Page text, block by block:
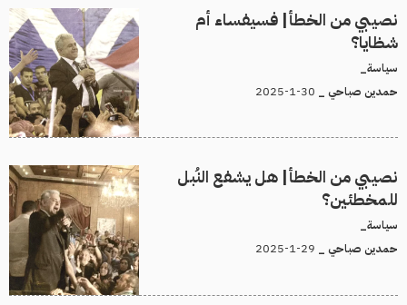
نصيبي من الخطأ| فسيفساء أم
شظايا؟
سياسة_
حمدين صباحي _
نصيبي من الخطأ| هل يشفع النُبل
للمخطئين؟
سياسة_
حمدين صباحي _